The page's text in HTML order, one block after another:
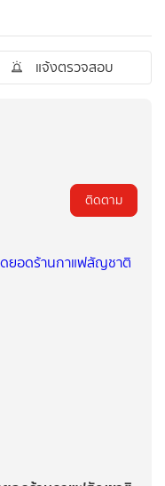
แจ้งตรวจสอบ
ติดตาม